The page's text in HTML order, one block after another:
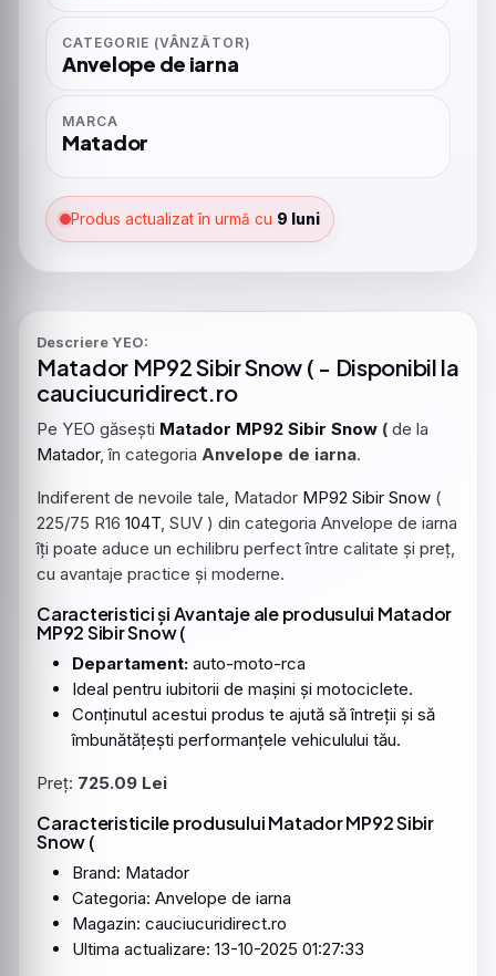
CATEGORIE (VÂNZĂTOR)
Anvelope de iarna
MARCA
Matador
Produs actualizat în urmă cu 9 luni
Descriere YEO:
Matador MP92SibirSnow ( - Disponibil la
cauciucuridirect.ro
Pe YEO găsești Matador MP92 Sibir Snow ( de la
Matador, în categoria Anvelope de iarna.
Indiferent de nevoile tale, Matador MP92 Sibir Snow (
225/75 R16 104T, SUV ) din categoria Anvelope de iarna
îți poate aduce un echilibru perfect între calitate și preț,
cu avantaje practice și moderne.
Caracteristici și Avantaje ale produsului Matador
MP92 Sibir Snow (
Departament: auto-moto-rca
Ideal pentru iubitorii de mașini și motociclete.
Conținutul acestui produs te ajută să întreții și să
îmbunătățești performanțele vehiculului tău.
Preț: 725.09 Lei
Caracteristicile produsului Matador MP92 Sibir
Snow (
Brand: Matador
Categoria: Anvelope de iarna
Magazin: cauciucuridirect.ro
Ultima actualizare: 13-10-2025 01:27:33